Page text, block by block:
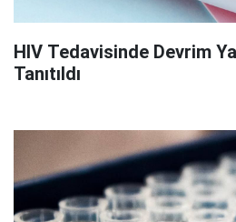
HIV Tedavisinde Devrim
Tanıtıldı